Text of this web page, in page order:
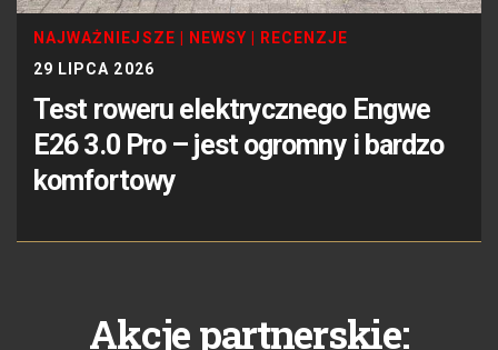
NAJWAŻNIEJSZE NEWSY
RECENZJE
29 LIPCA 2026
Test roweru elektrycznego Engwe
E26 3.0 Pro – jest ogromny i bardzo
komfortowy
Akcje partnerskie: